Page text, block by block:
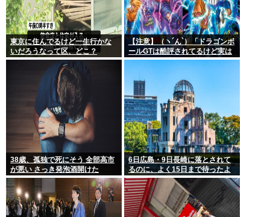
東京に住んでるけど一生行かな
いだろうなって区、どこ？
【注意】（ヽ´ん`）「ドラゴンボ
ールGTは酷評されてるけど実は
面白い」嫌儲民の悪質なデマに
38歳、孤独で死にそう 全部高市
が悪い さっき発泡酒開けた
6日広島・9日長崎に落とされて
るのに、よく15日まで待ったよ
な